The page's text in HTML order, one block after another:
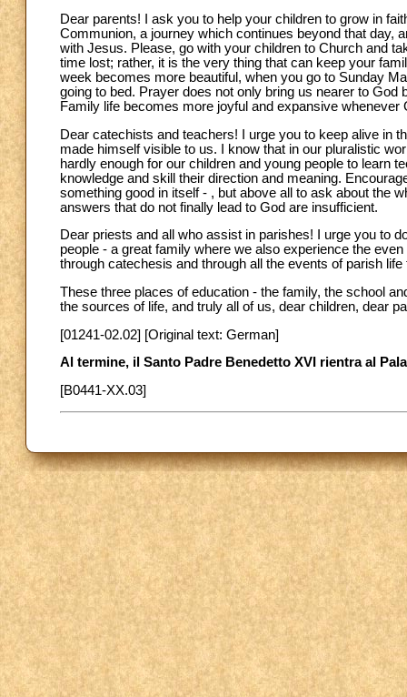
Dear parents! I ask you to help your children to grow in
Communion, a journey which continues beyond that day,
with Jesus. Please, go with your children to Church and
time lost; rather, it is the very thing that can keep your
week becomes more beautiful, when you go to Sunday
going to bed. Prayer does not only bring us nearer to
Family life becomes more joyful and expansive
Dear catechists and teachers! I urge you to keep alive in
made himself visible to us. I know that in our pluralistic
hardly enough for our children and young people to learn
knowledge and skill their direction and meaning.
something good in itself - , but above all to ask about the
answers that do not finally lead to God are insufficient.
Dear priests and all who assist in parishes! I urge you to
people - a great family where we also experience the
through catechesis and through all the events of parish
These three places of education - the family, the school
the sources of life, and truly all of us, dear children, dear
[01241-02.02] [Original text: German]
Al termine, il Santo Padre Benedetto XVI rientra al
[B0441-XX.03]